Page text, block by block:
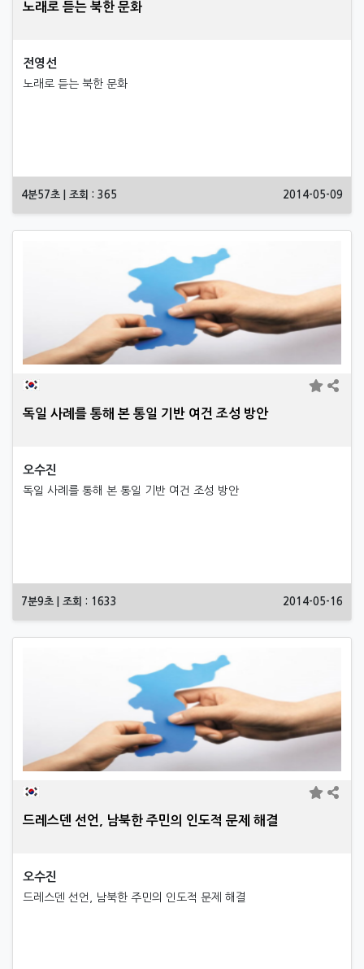
노래로 듣는 북한 문화
전영선
노래로 듣는 북한 문화
4분57초 | 조회 : 365 2014-05-09
독일 사례를 통해 본 통일 기반 여건 조성 방안
오수진
독일 사례를 통해 본 통일 기반 여건 조성 방안
7분9초 | 조회 : 1633 2014-05-16
드레스덴 선언, 남북한 주민의 인도적 문제 해결
오수진
드레스덴 선언, 남북한 주민의 인도적 문제 해결